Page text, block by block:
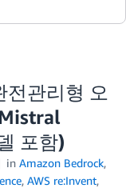
관리형 오
포함)
in Amazon Bedrock,
, AWS re:Invent,